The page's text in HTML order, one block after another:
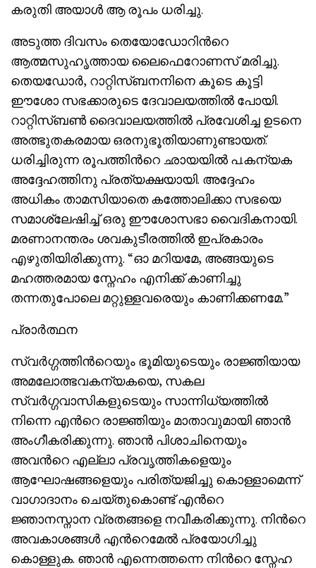
കരുതി അയാള്‍ ആ രൂപം ധരിച്ചു.
അടുത്ത ദിവസം തെയോഡോറിന്‍റെ
ആത്മസുഹൃത്തായ ലൈഫെറോണസ് മരിച്ചു.
തെയഡോര്‍, റാറ്റിസ്ബനനിനെ കൂടെ കൂട്ടി
ഈശോ സഭക്കാരുടെ ദേവാലയത്തില്‍ പോയി.
റാറ്റിസ്ബണ്‍ ദൈവാലയത്തില്‍ പ്രവേശിച്ച ഉടനെ
അത്ഭുതകരമായ ഒരനുഭൂതിയാണുണ്ടായത്.
ധരിച്ചിരുന്ന രൂപത്തിന്‍റെ ഛായയില്‍ പ.കന്യക
അദ്ദേഹത്തിനു പ്രത്യക്ഷയായി. അദ്ദേഹം
അധികം താമസിയാതെ കത്തോലിക്കാ സഭയെ
സമാശ്ലേഷിച്ച് ഒരു ഈശോസഭാ വൈദികനായി.
മരണാനന്തരം ശവകുടീരത്തില്‍ ഇപ്രകാരം
എഴുതിയിരിക്കുന്നു. “ഓ മറിയമേ, അങ്ങയുടെ
മഹത്തരമായ സ്നേഹം എനിക്ക് കാണിച്ചു
തന്നതുപോലെ മറ്റുള്ളവരെയും കാണിക്കണമേ.”
പ്രാര്‍ത്ഥന
സ്വര്‍ഗ്ഗത്തിന്‍റെയും ഭൂമിയുടെയും രാജ്ഞിയായ
അമലോത്ഭവകന്യകയെ, സകല
സ്വര്‍ഗ്ഗവാസികളുടെയും സാന്നിധ്യത്തില്‍
നിന്നെ എന്‍റെ രാജ്ഞിയും മാതാവുമായി ഞാന്‍
അംഗീകരിക്കുന്നു. ഞാന്‍ പിശാചിനെയും
അവന്‍റെ എല്ലാ പ്രവൃ‍ത്തികളെയും
ആഘോഷങ്ങളെയും പരിത്യജിച്ചു കൊള്ളാമെന്ന്
വാഗാദാനം ചെയ്തുകൊണ്ട് എന്‍റെ
ജ്ഞാനസ്നാന വ്രതങ്ങളെ നവീകരിക്കുന്നു. നിന്‍റെ
അവകാശങ്ങള്‍ എന്‍റെമേല്‍ പ്രയോഗിച്ചു
കൊള്ളുക. ഞാന്‍ എന്നെത്തന്നെ നിന്‍റെ സ്നേഹ